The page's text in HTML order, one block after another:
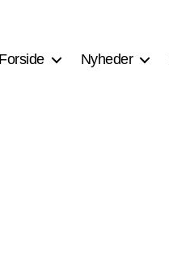
Forside Nyheder